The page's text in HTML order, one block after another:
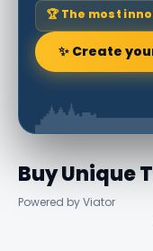
🏆 The most
✨ Create
Buy Unique
Powered by Viator